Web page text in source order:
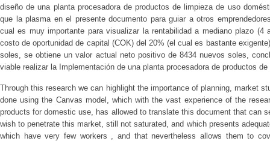
diseño de una planta procesadora de productos de limpieza de uso
que la plasma en el presente documento para guiar a otros
cual es muy importante para visualizar la rentabilidad a mediano plazo (4
costo de oportunidad de capital (COK) del 20% (el cual es bastante
soles, se obtiene un valor actual neto positivo de 8434 nuevos soles,
viable realizar la Implementación de una planta procesadora de productos
Through this research we can highlight the importance of planning, market
done using the Canvas model, which with the vast experience of the
products for domestic use, has allowed to translate this document that can
wish to penetrate this market, still not saturated, and which presents
which have very few workers , and that nevertheless allows them to